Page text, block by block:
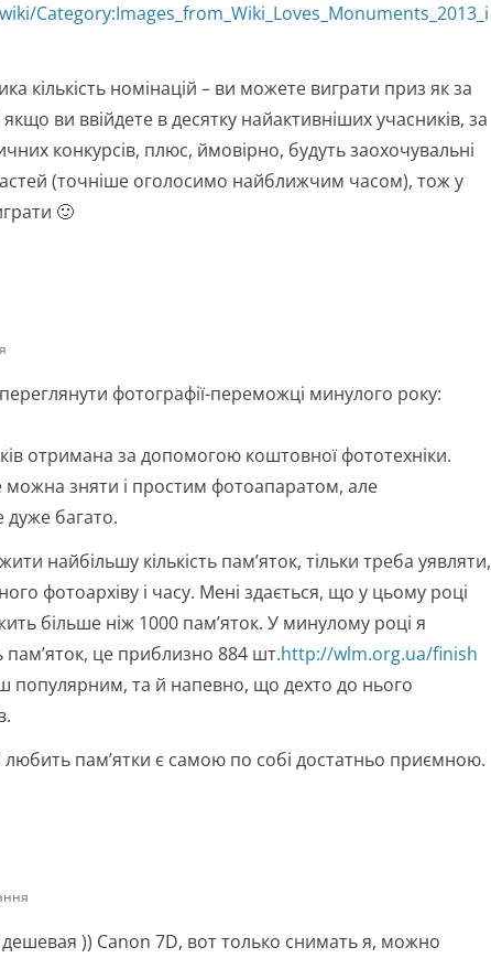
Category:Images_from_Wiki_Loves_Monuments_2013_i
кількість номінацій – ви можете виграти приз як за
ви ввійдете в десятку найактивніших учасників, за
конкурсів, плюс, ймовірно, будуть заохочувальні
(точніше оголосимо найближчим часом), тож у
🙂
фотографії-переможці минулого року:
отримана за допомогою коштовної фототехніки.
зняти і простим фотоапаратом, але
дуже багато.
найбільшу кількість пам’яток, тільки треба уявляти,
фотоархіву і часу. Мені здається, що у цьому році
більше ніж 1000 пам’яток. У минулому році я
пам’яток, це приблизно 884 шт.http://wlm.org.ua/finish
популярним, та й напевно, що дехто до нього
любить пам’ятки є самою по собі достатньо приємною.
)) Canon 7D, вот только снимать я, можно